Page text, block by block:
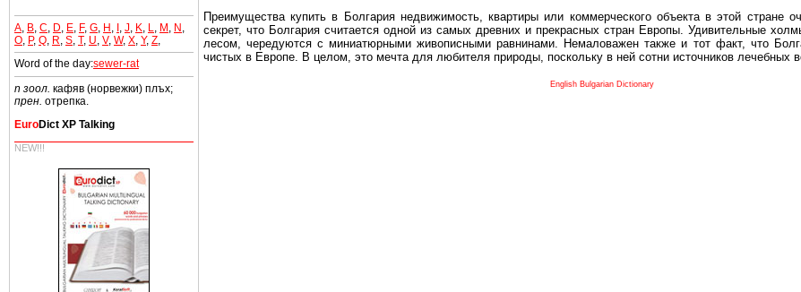
A B C D E F, G H I J K L M N
O P, Q R S T, U V, W, X Y, Z
Word of the day:sewer-rat
n зоол. кафяв (норвежки) плъх;
прен. отрепка.
EuroDict XP Talking
NEW!!!
Преимущества купить в Болгария недвижимость, квартиры или коммерческого объекта в этой стране
секрет, что Болгария считается одной из самых древних и прекрасных стран Европы. Удивительные
лесом, чередуются с миниатюрными живописными равнинами. Немаловажен также и тот факт, что
чистых в Европе. В целом, это мечта для любителя природы, поскольку в ней сотни источников лечебных
Еще одно существенное преимущество в плане купить в Болгария недвижимость заключено в том, что
English Bulgarian Dictionary